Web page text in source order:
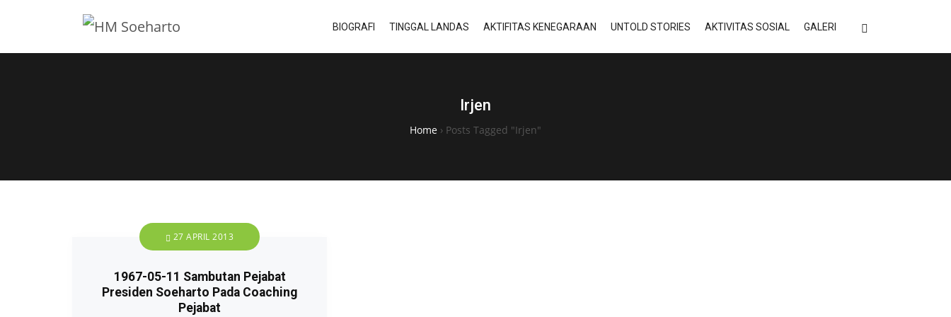
BIOGRAFI TINGGAL LANDAS AKTIFITAS KENEGARAAN UNTOLD STORIES AKTIVITAS SOSIAL GALERI
Irjen
Home › Posts Tagged "Irjen"
27 APRIL 2013
1967-05-11 Sambutan Pejabat
Presiden Soeharto Pada Coaching
Pejabat